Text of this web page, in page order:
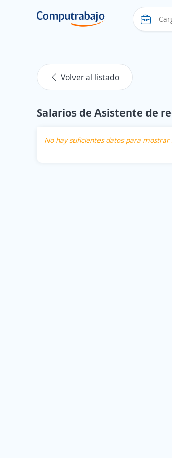
Volver al listado
Salarios de Asistente de
No hay suficientes datos para